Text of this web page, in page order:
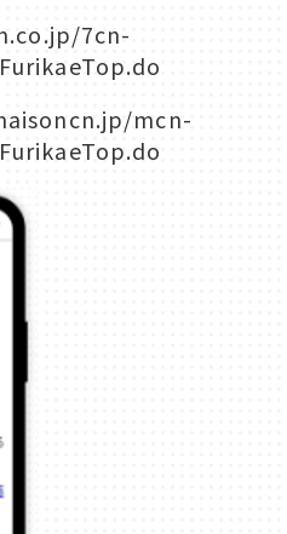
7cn-
mcn-